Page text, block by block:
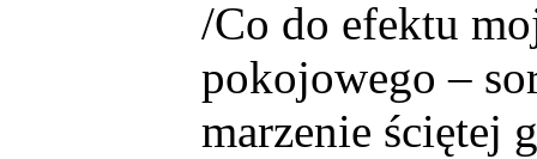
/Co do efektu
pokojowego –
marzenie ściętej